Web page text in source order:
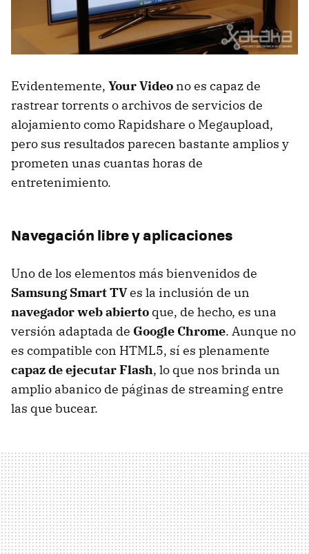
Evidentemente, Your Video no es capaz de
rastrear torrents o archivos de servicios de
alojamiento como Rapidshare o Megaupload,
pero sus resultados parecen bastante amplios y
prometen unas cuantas horas de
entretenimiento.
Navegación libre y aplicaciones
Uno de los elementos más bienvenidos de
Samsung Smart TVes la inclusión de un
navegador web abierto que, de hecho, es una
versión adaptada de Google Chrome. Aunque no
es compatible con HTML5, sí es plenamente
capaz de ejecutar Flash, lo que nos brinda un
amplio abanico de páginas de streaming entre
las que bucear.